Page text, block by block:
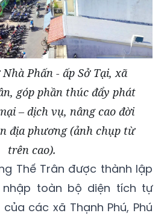
Phấn - ấp Sở Tại, xã
góp phần thúc đẩy phát
– dịch vụ, nâng cao đời
địa phương (ảnh chụp từ
trên cao).
Thế Trân được thành lập
toàn bộ diện tích tự
các xã Thạnh Phú, Phú